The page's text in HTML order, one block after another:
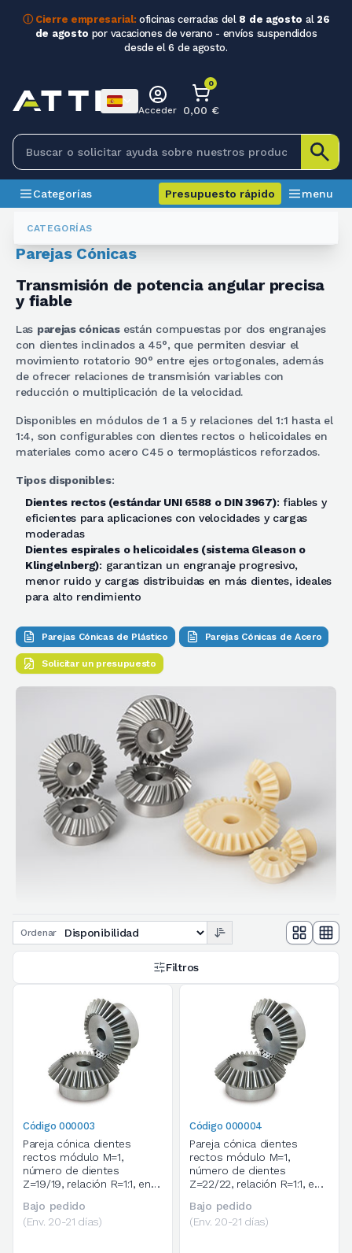
ⓘ Cierre empresarial: oficinas cerradas del 8 de agosto al 26
de agosto por vacaciones de verano - envíos suspendidos
desde el 6 de agosto.
CATEGORÍAS
Acceder
0
0,00 €
Categorías Presupuesto rápido menu
Engranajes Coppie Coniche
Parejas Cónicas
Transmisión de potencia angular precisa
y fiable
Las parejas cónicasestán compuestas por dos engranajes
con dientes inclinados a 45°, que permiten desviar el
movimiento rotatorio 90° entre ejes ortogonales, además
de ofrecer relaciones de transmisión variables con
reducción o multiplicación de la velocidad.
Disponibles en módulos de 1 a 5 y relaciones del 1:1 hasta el
1:4, son configurables con dientes rectos o helicoidales en
materiales como acero C45 o termoplásticos reforzados.
Tipos disponibles:
Dientes rectos (estándar UNI 6588 o DIN 3967): fiables y
eficientes para aplicaciones con velocidades y cargas
moderadas
Dientes espirales o helicoidales (sistema Gleason o
Klingelnberg): garantizan un engranaje progresivo,
menor ruido y cargas distribuidas en más dientes, ideales
para alto rendimiento
Parejas Cónicas de Plástico Parejas Cónicas de Acero
Solicitar un presupuesto
Ordenar
Filtros
Código 000003
Pareja cónica dientes
rectos módulo M=1,
número de dientes
Z=19/19, relación R=1:1, en
Bajo pedido
(Env. 20-21 días)
Código 000004
Pareja cónica dientes
rectos módulo M=1,
número de dientes
Z=22/22, relación R=1:1, en
Bajo pedido
(Env. 20-21 días)